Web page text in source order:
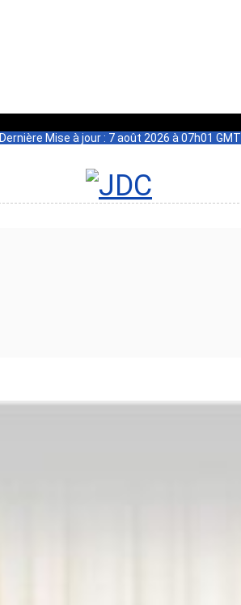
Dernière Mise à jour : 7 août 2026 à 07h01 GMT